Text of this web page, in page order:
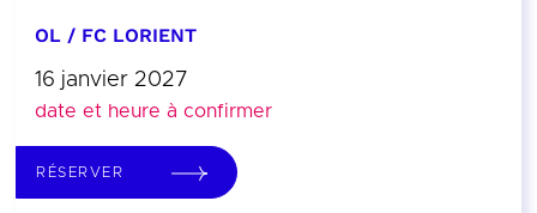
OL / FC LORIENT
16 janvier 2027
date et heure à confirmer
RÉSERVER